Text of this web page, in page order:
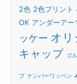
2色 2色プリント
OK アンダーアー
ッケー オリ
キャップ ゴ
ブ ナンバーワッペン